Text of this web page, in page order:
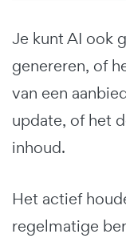
Je kunt AI ook
genereren, of
van een
update, of het
inhoud.
Het actief
regelmatige